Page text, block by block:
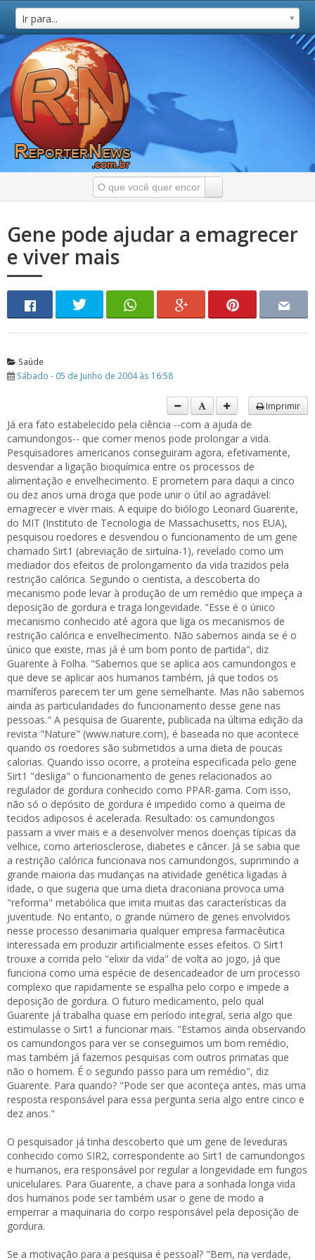
Ir para...
Gene pode ajudar a emagrecer
e viver mais
Saúde
Sábado - 05 de Junho de 2004 às 16:58
Imprimir
Já era fato estabelecido pela ciência --com a ajuda de
camundongos-- que comer menos pode prolongar a vida.
Pesquisadores americanos conseguiram agora, efetivamente,
desvendar a ligação bioquímica entre os processos de
alimentação e envelhecimento. E prometem para daqui a cinco
ou dez anos uma droga que pode unir o útil ao agradável:
emagrecer e viver mais. A equipe do biólogo Leonard Guarente,
do MIT (Instituto de Tecnologia de Massachusetts, nos EUA),
pesquisou roedores e desvendou o funcionamento de um gene
chamado Sirt1 (abreviação de sirtuína-1), revelado como um
mediador dos efeitos de prolongamento da vida trazidos pela
restrição calórica. Segundo o cientista, a descoberta do
mecanismo pode levar à produção de um remédio que impeça a
deposição de gordura e traga longevidade. "Esse é o único
mecanismo conhecido até agora que liga os mecanismos de
restrição calórica e envelhecimento. Não sabemos ainda se é o
único que existe, mas já é um bom ponto de partida", diz
Guarente à Folha. "Sabemos que se aplica aos camundongos e
que deve se aplicar aos humanos também, já que todos os
mamíferos parecem ter um gene semelhante. Mas não sabemos
ainda as particularidades do funcionamento desse gene nas
pessoas." A pesquisa de Guarente, publicada na última edição da
revista "Nature" (www.nature.com), é baseada no que acontece
quando os roedores são submetidos a uma dieta de poucas
calorias. Quando isso ocorre, a proteína especificada pelo gene
Sirt1 "desliga" o funcionamento de genes relacionados ao
regulador de gordura conhecido como PPAR-gama. Com isso,
não só o depósito de gordura é impedido como a queima de
tecidos adiposos é acelerada. Resultado: os camundongos
passam a viver mais e a desenvolver menos doenças típicas da
velhice, como arteriosclerose, diabetes e câncer. Já se sabia que
a restrição calórica funcionava nos camundongos, suprimindo a
grande maioria das mudanças na atividade genética ligadas à
idade, o que sugeria que uma dieta draconiana provoca uma
"reforma" metabólica que imita muitas das características da
juventude. No entanto, o grande número de genes envolvidos
nesse processo desanimaria qualquer empresa farmacêutica
interessada em produzir artificialmente esses efeitos. O Sirt1
trouxe a corrida pelo "elixir da vida" de volta ao jogo, já que
funciona como uma espécie de desencadeador de um processo
complexo que rapidamente se espalha pelo corpo e impede a
deposição de gordura. O futuro medicamento, pelo qual
Guarente já trabalha quase em período integral, seria algo que
estimulasse o Sirt1 a funcionar mais. "Estamos ainda observando
os camundongos para ver se conseguimos um bom remédio,
mas também já fazemos pesquisas com outros primatas que
não o homem. É o segundo passo para um remédio", diz
Guarente. Para quando? "Pode ser que aconteça antes, mas uma
resposta responsável para essa pergunta seria algo entre cinco e
dez anos."
O pesquisador já tinha descoberto que um gene de leveduras
conhecido como SIR2, correspondente ao Sirt1 de camundongos
e humanos, era responsável por regular a longevidade em fungos
unicelulares. Para Guarente, a chave para a sonhada longa vida
dos humanos pode ser também usar o gene de modo a
emperrar a maquinaria do corpo responsável pela deposição de
gordura.
Se a motivação para a pesquisa é pessoal? "Bem, na verdade,